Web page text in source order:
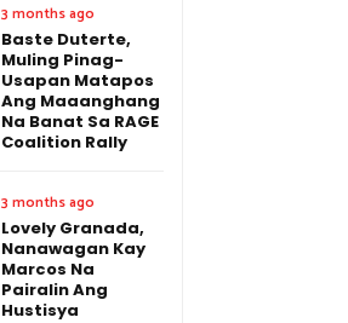
3 months ago
Baste Duterte,
Muling Pinag-
Usapan Matapos
Ang Maaanghang
Na Banat Sa RAGE
Coalition Rally
3 months ago
Lovely Granada,
Nanawagan Kay
Marcos Na
Pairalin Ang
Hustisya